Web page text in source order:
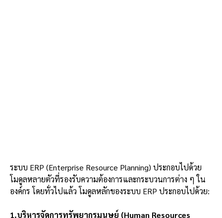
ระบบ ERP (Enterprise Resource Planning) ประกอบไปด้วย
โมดูลหลายตัวที่รองรับความต้องการและกระบวนการต่าง ๆ ใน
องค์กร โดยทั่วไปแล้ว โมดูลหลักของระบบ ERP ประกอบไปด้วย:
1.บริหารจัดการทรัพยากรมนุษย์ (Human Resources